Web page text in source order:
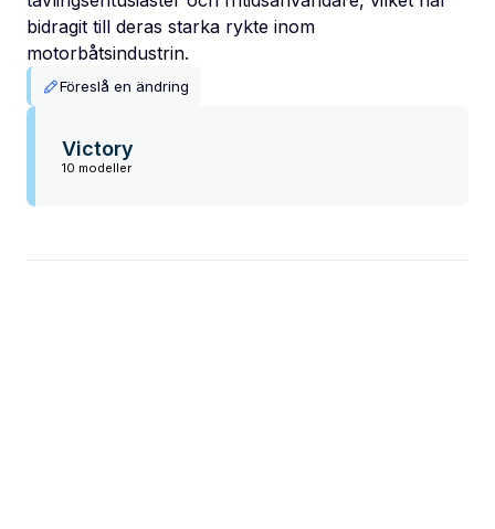
bidragit till deras starka rykte inom
motorbåtsindustrin.
Föreslå en ändring
Victory
10 modeller